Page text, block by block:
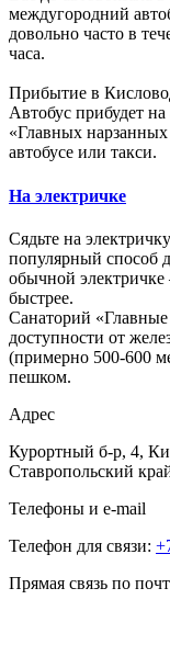
междугородний
довольно часто в
часа.
Прибытие в
Автобус прибудет
«Главных
автобусе или такси.
На электричке
Сядьте на
популярный способ
обычной
быстрее.
Санаторий
доступности от
(примерно 500-600
пешком.
Адрес
Курортный б-р, 4,
Ставропольский
Телефоны и e-mail
Телефон для связи:
Прямая связь по